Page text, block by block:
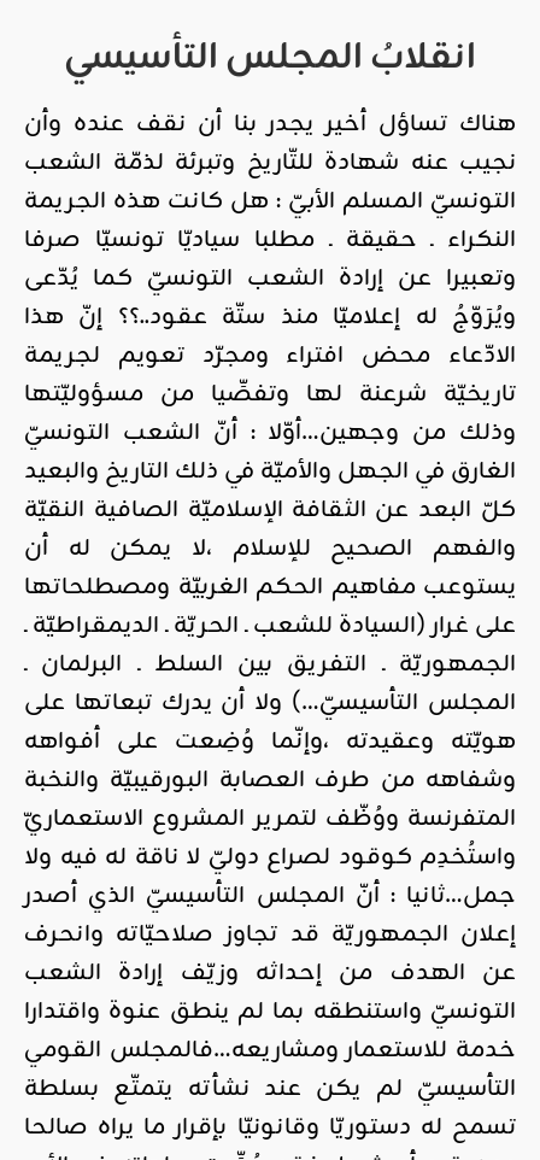
انقلابُ المجلس التأسيسي
هناك تساؤل أخير يجدر بنا أن نقف عنده وأن
نجيب عنه شهادة للتّاريخ وتبرئة لذمّة الشعب
التونسيّ المسلم الأبيّ : هل كانت هذه الجريمة
النكراء ـ حقيقة ـ مطلبا سياديّا تونسيّا صرفا
وتعبيرا عن إرادة الشعب التونسيّ كما يُدّعى
ويُرَوّجُ له إعلاميّا منذ ستّة عقود..؟؟ إنّ هذا
الادّعاء محض افتراء ومجرّد تعويم لجريمة
تاريخيّة شرعنة لها وتفصِّيا من مسؤوليّتها
وذلك من وجهين…أوّلا : أنّ الشعب التونسيّ
الغارق في الجهل والأميّة في ذلك التاريخ والبعيد
كلّ البعد عن الثقافة الإسلاميّة الصافية النقيّة
والفهم الصحيح للإسلام ،لا يمكن له أن
يستوعب مفاهيم الحكم الغربيّة ومصطلحاتها
على غرار (السيادة للشعب ـ الحريّة ـ الديمقراطيّة ـ
الجمهوريّة ـ التفريق بين السلط ـ البرلمان ـ
المجلس التأسيسيّ…) ولا أن يدرك تبعاتها على
هويّته وعقيدته ،وإنّما وُضِعت على أفواهه
وشفاهه من طرف العصابة البورقيبيّة والنخبة
المتفرنسة ووُظّف لتمرير المشروع الاستعماريّ
واستُخدِم كوقود لصراع دوليّ لا ناقة له فيه ولا
جمل…ثانيا : أنّ المجلس التأسيسيّ الذي أصدر
إعلان الجمهوريّة قد تجاوز صلاحيّاته وانحرف
عن الهدف من إحداثه وزيّف إرادة الشعب
التونسيّ واستنطقه بما لم ينطق عنوة واقتدارا
خدمة للاستعمار ومشاريعه…فالمجلس القومي
التأسيسيّ لم يكن عند نشأته يتمتّع بسلطة
تسمح له دستوريّا وقانونيّا بإقرار ما يراه صالحا